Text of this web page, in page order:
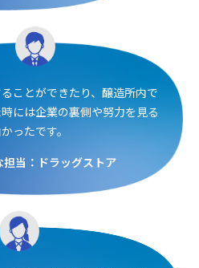
ことができたり、醸造所内で
には企業の裏側や努力を見る
ったです。
担当：ドラッグストア